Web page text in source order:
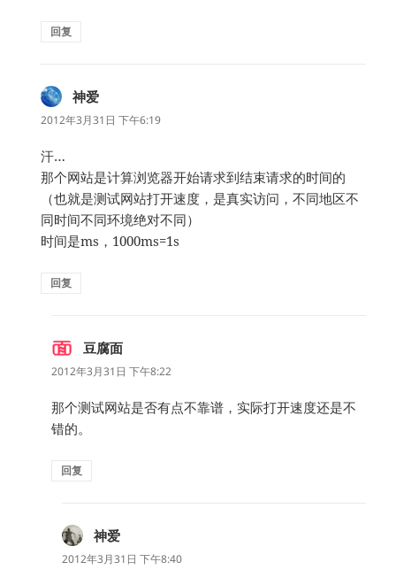
回复
神爱
道：
2012年3月31日 下午6:19
汗…
那个网站是计算浏览器开始请求到结束请求的时间的
（也就是测试网站打开速度，是真实访问，不同地区不
同时间不同环境绝对不同）
时间是ms，1000ms=1s
回复
豆腐面
道：
2012年3月31日 下午8:22
那个测试网站是否有点不靠谱，实际打开速度还是不
错的。
回复
神爱
道：
2012年3月31日 下午8:40